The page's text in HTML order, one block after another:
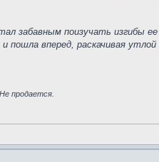
забавным поизучать изгибы ее
пошла вперед, раскачивая утлой
продается.